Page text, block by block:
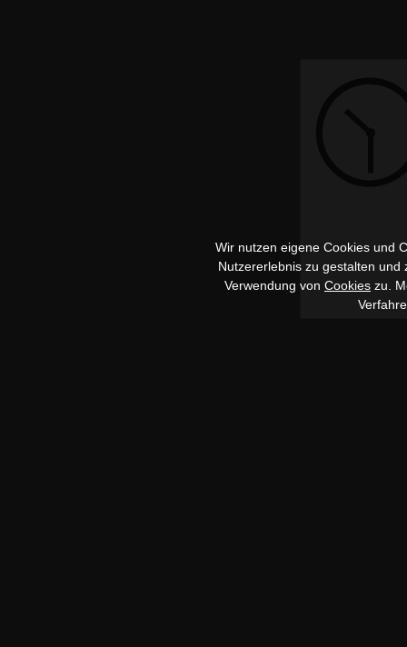
Wir nutzen eigene Cookies und
Nutzererlebnis zu gestalten
Verwendung von Cookies zu.